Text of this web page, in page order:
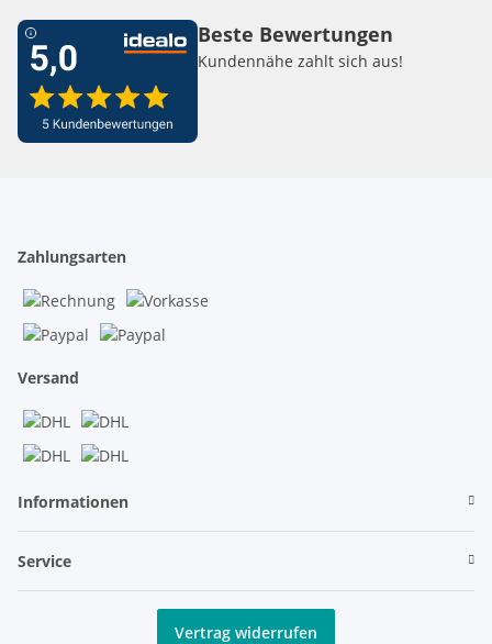
Beste Bewertungen
Kundennähe zahlt sich aus!
Zahlungsarten
Versand
Informationen
Service
Vertrag widerrufen